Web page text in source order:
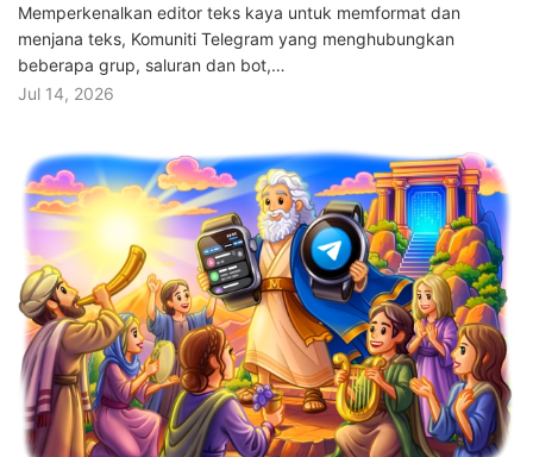
Memperkenalkan editor teks kaya untuk memformat dan
menjana teks, Komuniti Telegram yang menghubungkan
beberapa grup, saluran dan bot,…
Jul 14, 2026